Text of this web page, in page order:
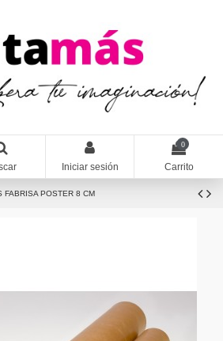
Iniciar sesión
0
Carrito
FABRISA POSTER 8 CM